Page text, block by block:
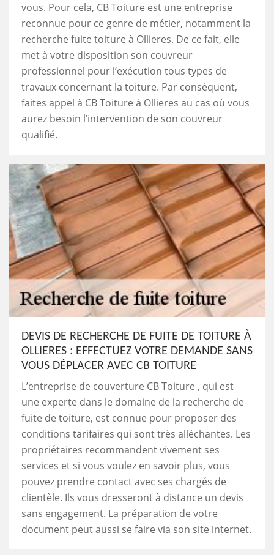
vous. Pour cela, CB Toiture est une entreprise
reconnue pour ce genre de métier, notamment la
recherche fuite toiture à Ollieres. De ce fait, elle
met à votre disposition son couvreur
professionnel pour l’exécution tous types de
travaux concernant la toiture. Par conséquent,
faites appel à CB Toiture à Ollieres au cas où vous
aurez besoin l’intervention de son couvreur
qualifié.
DEVIS DE RECHERCHE DE FUITE DE TOITURE À
OLLIERES : EFFECTUEZ VOTRE DEMANDE SANS
VOUS DÉPLACER AVEC CB TOITURE
L’entreprise de couverture CB Toiture , qui est
une experte dans le domaine de la recherche de
fuite de toiture, est connue pour proposer des
conditions tarifaires qui sont très alléchantes. Les
propriétaires recommandent vivement ses
services et si vous voulez en savoir plus, vous
pouvez prendre contact avec ses chargés de
clientèle. Ils vous dresseront à distance un devis
sans engagement. La préparation de votre
document peut aussi se faire via son site internet.